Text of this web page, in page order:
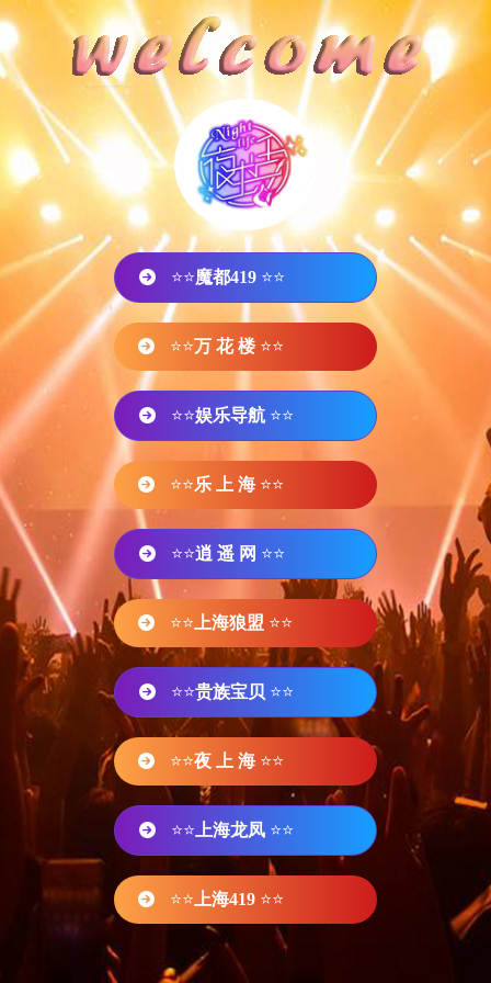
⭐⭐魔都419 ⭐⭐
⭐⭐万 花 楼 ⭐⭐
⭐⭐娱乐导航 ⭐⭐
⭐⭐乐 上 海 ⭐⭐
⭐⭐逍 遥 网 ⭐⭐
⭐⭐ 上海狼盟 ⭐⭐
⭐⭐贵族宝贝 ⭐⭐
⭐⭐夜 上 海 ⭐⭐
⭐⭐ 上海龙凤 ⭐⭐
⭐⭐ 上海419 ⭐⭐